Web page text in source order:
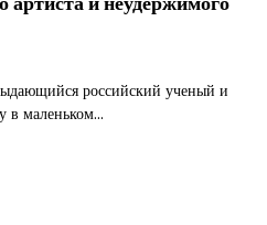
российский ученый и
в маленьком…